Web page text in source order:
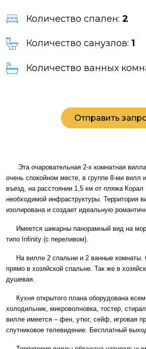
Количество спален: 2
Количество санузлов: 1
Количество ванных
Отправить
Эта очаровательная 2-х комнатная
очень спокойном месте, в группе 8-ми
въезд, на расстоянии 1,5 км от пляжа Корал
необходимой инфраструктуры. Территория
изолирована и создает идеальную
Имеется шикарны панорамный вид на
типо Infinity (с переливом).
На вилле 2 спальни и 2 ванные комнаты.
прямо в хозяйской спальне. Так же в
душевая.
Кухня открытого плана оборудована
холодильник, микроволновка, тостер,
вилле имеется – фен, утюг, сейф, игровая
спутниковое телевидение. Бесплатный